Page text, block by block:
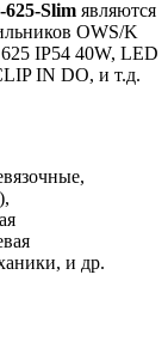
625-Slim являются
OWS/K
IP54 40W, LED
IN DO, и т.д.
и др.